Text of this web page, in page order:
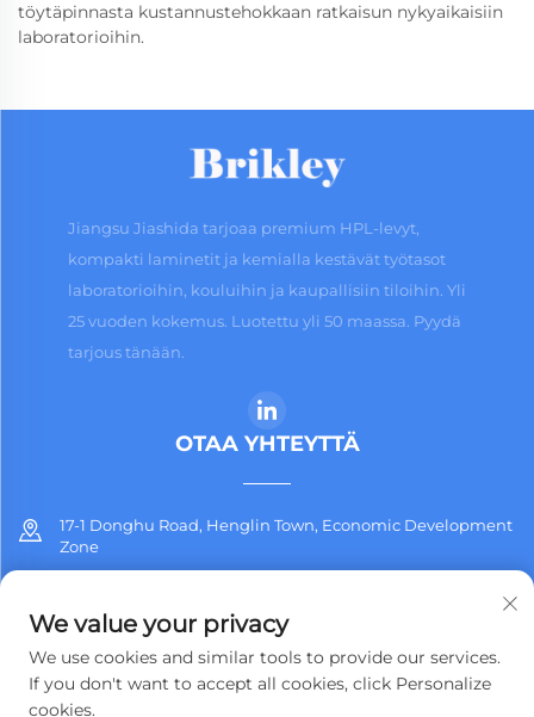
töytäpinnasta kustannustehokkaan ratkaisun nykyaikaisiin
laboratorioihin.
Jiangsu Jiashida tarjoaa premium HPL-levyt,
kompakti laminetit ja kemialla kestävät työtasot
laboratorioihin, kouluihin ja kaupallisiin tiloihin. Yli
25 vuoden kokemus. Luotettu yli 50 maassa. Pyydä
tarjous tänään.
OTAA YHTEYTTÄ
17-1 Donghu Road, Henglin Town, Economic Development
Zone
[email protected]
We value your privacy
We use cookies and similar tools to provide our services.
If you don't want to accept all cookies, click Personalize
cookies.